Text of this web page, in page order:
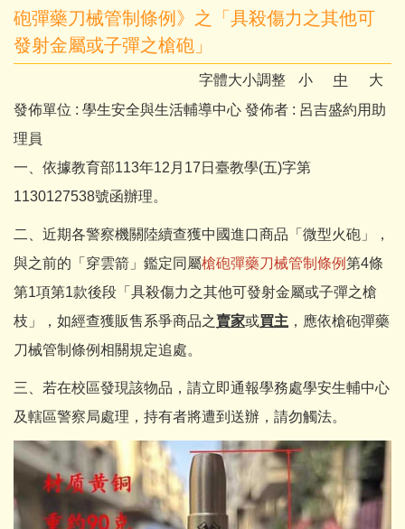
砲彈藥刀械管制條例》之「具殺傷力之其他可
發射金屬或子彈之槍砲」
字體大小調整 小 中
大
發佈單位 : 學生安全與生活輔導中心 發佈者 : 呂吉盛約用助
理員
一、依據教育部113年12月17日臺教學(五)字第
1130127538號函辦理。
二、近期各警察機關陸續查獲中國進口商品「微型火砲」，
與之前的「穿雲箭」鑑定同屬槍砲彈藥刀械管制條例第4條
第1項第1款後段「具殺傷力之其他可發射金屬或子彈之槍
枝」，如經查獲販售系爭商品之賣家或買主 ，應依槍砲彈藥
刀械管制條例相關規定追處。
三、若在校區發現該物品，請立即通報學務處學安生輔中心
及轄區警察局處理，持有者將遭到送辦，請勿觸法。